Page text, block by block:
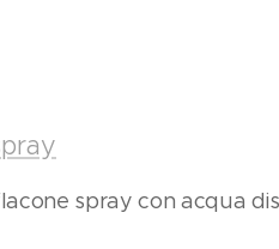
spray con acqua